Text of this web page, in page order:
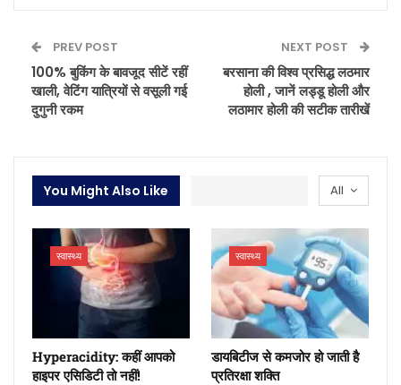
PREV POST
100% बुकिंग के बावजूद सीटें रहीं
खाली, वेटिंग यात्रियों से वसूली गई
दुगुनी रकम
NEXT POST
बरसाना की विश्व प्रसिद्ध लठमार
होली , जानें लड्डू होली और
लठामार होली की सटीक तारीखें
All
You Might Also Like
स्वास्थ्य
Hyperacidity: कहीं आपको
हाइपर एसिडिटी तो नहीं!
स्वास्थ्य
डायबिटीज से कमजोर हो जाती है
प्रतिरक्षा शक्ति